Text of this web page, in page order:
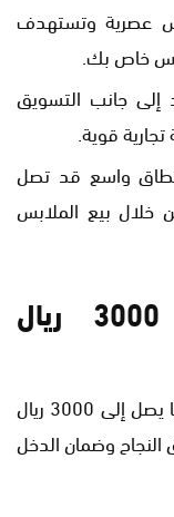
عصرية وتستهدف
خاص بك.
إلى جانب التسويق
قوية.
نطاق واسع قد تصل
خلال بيع الملابس
مشروع دخله اليومي 3000 ريال
إليك 5 مشاريع يمكن أن تحقق دخلًا يوميًا يصل إلى 3000 ريال
النجاح وضمان الدخل